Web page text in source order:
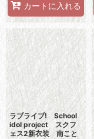
カートに入れる
ラブライブ! School
idol project スクフ
ェス2新衣装 南こと